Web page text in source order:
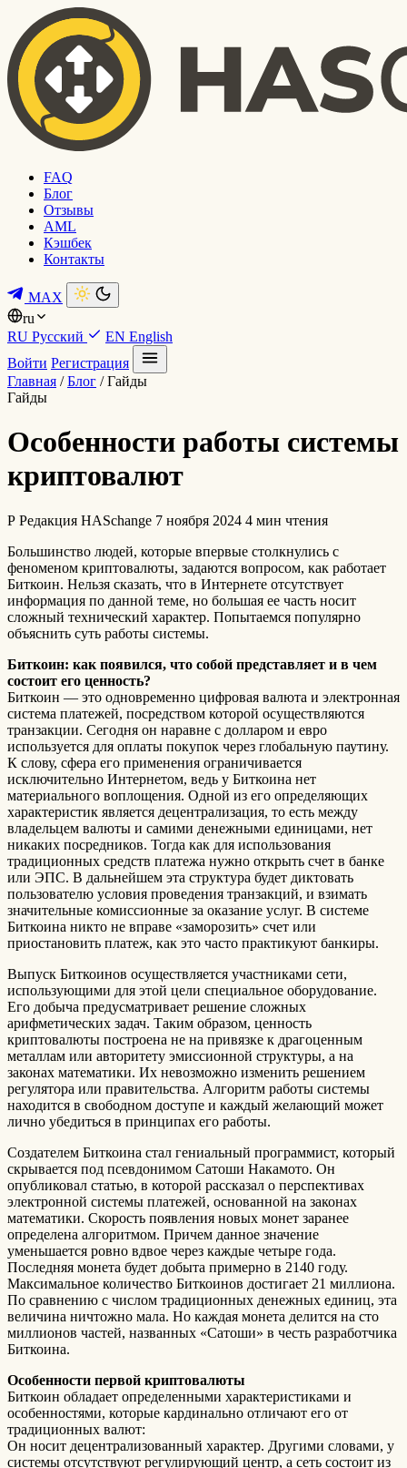
FAQ
Блог
Отзывы
AML
Кэшбек
Контакты
MAX
ru
RU Русский EN English
Войти Регистрация
Главная / Блог / Гайды
Гайды
Особенности работы системы
криптовалют
Р Редакция HASchange 7 ноября 2024 4 мин чтения
Большинство людей, которые впервые столкнулись с
феноменом криптовалюты, задаются вопросом, как работает
Биткоин. Нельзя сказать, что в Интернете отсутствует
информация по данной теме, но большая ее часть носит
сложный технический характер. Попытаемся популярно
объяснить суть работы системы.
Биткоин: как появился, что собой представляет и в чем
состоит его ценность?
Биткоин — это одновременно цифровая валюта и электронная
система платежей, посредством которой осуществляются
транзакции. Сегодня он наравне с долларом и евро
используется для оплаты покупок через глобальную паутину.
К слову, сфера его применения ограничивается
исключительно Интернетом, ведь у Биткоина нет
материального воплощения. Одной из его определяющих
характеристик является децентрализация, то есть между
владельцем валюты и самими денежными единицами, нет
никаких посредников. Тогда как для использования
традиционных средств платежа нужно открыть счет в банке
или ЭПС. В дальнейшем эта структура будет диктовать
пользователю условия проведения транзакций, и взимать
значительные комиссионные за оказание услуг. В системе
Биткоина никто не вправе «заморозить» счет или
приостановить платеж, как это часто практикуют банкиры.
Выпуск Биткоинов осуществляется участниками сети,
использующими для этой цели специальное оборудование.
Его добыча предусматривает решение сложных
арифметических задач. Таким образом, ценность
криптовалюты построена не на привязке к драгоценным
металлам или авторитету эмиссионной структуры, а на
законах математики. Их невозможно изменить решением
регулятора или правительства. Алгоритм работы системы
находится в свободном доступе и каждый желающий может
лично убедиться в принципах его работы.
Создателем Биткоина стал гениальный программист, который
скрывается под псевдонимом Сатоши Накамото. Он
опубликовал статью, в которой рассказал о перспективах
электронной системы платежей, основанной на законах
математики. Скорость появления новых монет заранее
определена алгоритмом. Причем данное значение
уменьшается ровно вдвое через каждые четыре года.
Последняя монета будет добыта примерно в 2140 году.
Максимальное количество Биткоинов достигает 21 миллиона.
По сравнению с числом традиционных денежных единиц, эта
величина ничтожно мала. Но каждая монета делится на сто
миллионов частей, названных «Сатоши» в честь разработчика
Биткоина.
Особенности первой криптовалюты
Биткоин обладает определенными характеристиками и
особенностями, которые кардинально отличают его от
традиционных валют:
Он носит децентрализованный характер. Другими словами, у
системы отсутствуют регулирующий центр, а сеть состоит из